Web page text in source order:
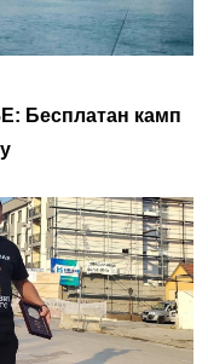
Бесплатан камп